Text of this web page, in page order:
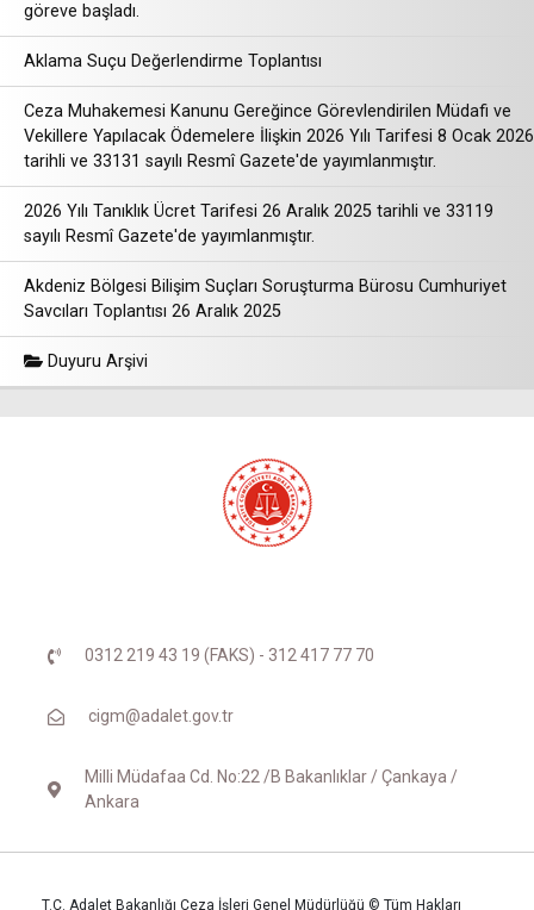
göreve başladı.
Aklama Suçu Değerlendirme Toplantısı
Ceza Muhakemesi Kanunu Gereğince Görevlendirilen Müdafi ve
Vekillere Yapılacak Ödemelere İlişkin 2026 Yılı Tarifesi 8 Ocak 2026
tarihli ve 33131 sayılı Resmî Gazete'de yayımlanmıştır.
2026 Yılı Tanıklık Ücret Tarifesi 26 Aralık 2025 tarihli ve 33119
sayılı Resmî Gazete'de yayımlanmıştır.
Akdeniz Bölgesi Bilişim Suçları Soruşturma Bürosu Cumhuriyet
Savcıları Toplantısı 26 Aralık 2025
Duyuru Arşivi
0312 219 43 19 (FAKS) - 312 417 77 70
cigm@adalet.gov.tr
Milli Müdafaa Cd. No:22 /B Bakanlıklar / Çankaya /
Ankara
T.C. Adalet Bakanlığı Ceza İşleri Genel Müdürlüğü © Tüm Hakları